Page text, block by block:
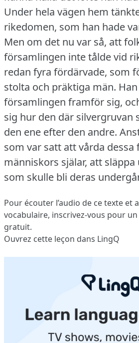
Under hela vägen hem
rikedomen, som han hade
Men om det nu var så, att
församlingen inte tålde vid
redan fyra fördärvade, som
stolta och präktiga män.
församlingen framför sig,
sig hur den där silvergruvan
den ene efter den andre.
som var satt att vårda dessa
människors själar, att
som skulle bli deras
Pour écouter l’audio de ce texte et
vocabulaire, inscrivez-vous pour
gratuit.
Ouvrez cette leçon dans LingQ